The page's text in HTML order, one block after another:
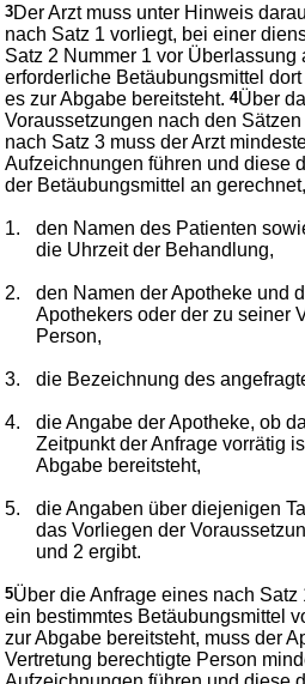
3Der Arzt muss unter Hinweis
nach Satz 1 vorliegt, bei einer
Satz 2 Nummer 1 vor Überlassung
erforderliche Betäubungsmittel
es zur Abgabe bereitsteht.4Über
Voraussetzungen nach den
nach Satz 3 muss der Arzt
Aufzeichnungen führen und diese
der Betäubungsmittel an
1.
den Namen des Patienten
die Uhrzeit der Behandlung,
2.
den Namen der Apotheke und
Apothekers oder der zu seiner
Person,
3. die Bezeichnung des
4.
die Angabe der Apotheke, ob
Zeitpunkt der Anfrage vorrätig
Abgabe bereitsteht,
5.
die Angaben über diejenigen
das Vorliegen der
und 2 ergibt.
5Über die Anfrage eines nach
ein bestimmtes Betäubungsmittel
zur Abgabe bereitsteht, muss der
Vertretung berechtigte Person